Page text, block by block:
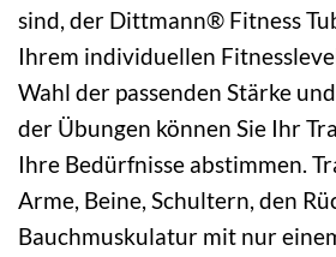
sind, der Dittmann® Fitness
Ihrem individuellen
Wahl der passenden Stärke
der Übungen können Sie Ihr
Ihre Bedürfnisse abstimmen.
Arme, Beine, Schultern, den
Bauchmuskulatur mit nur